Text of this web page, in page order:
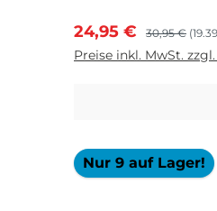
Verkaufspreis:
24,95 € Regulärer
30,95 €
Preise inkl. MwSt.
Nur 9 auf Lager!